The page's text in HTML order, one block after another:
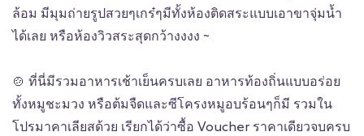
ล้อม มีมุมถ่ายรูปสวยๆเกร๋ๆมีทั้งห้องติดสระแบบเอาขาจุ่มน้ำ
ได้เลย หรือห้องวิวสระสุดกว้างงงง ~
🍲 ที่นี่มีรวมอาหารเช้าเย็นครบเลย อาหารท้องถิ่นแบบอร่อย
ทั้งหมูชะมวง หรือต้มจืดและซีโครงหมูอบร้อนๆก็มี รวมใน
โปรมาคาเลียสด้วย เรียกได้ว่าซื้อ Voucher ราคาเดียวจบครบ